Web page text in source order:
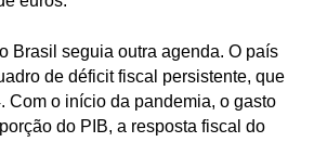
Brasil seguia outra agenda. O país
de déficit fiscal persistente, que
Com o início da pandemia, o gasto
do PIB, a resposta fiscal do